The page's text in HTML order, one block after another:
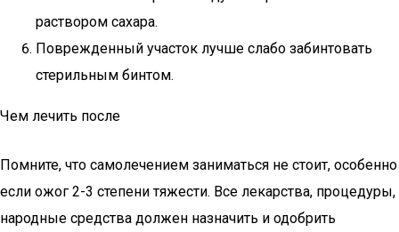
раствором сахара.
Поврежденный участок лучше слабо забинтовать
стерильным бинтом.
Чем лечить после
Помните, что самолечением заниматься не стоит, особенно
если ожог 2-3 степени тяжести. Все лекарства, процедуры,
народные средства должен назначить и одобрить